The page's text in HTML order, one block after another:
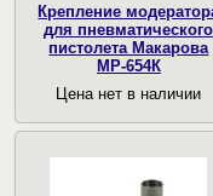
Крепление
для пневматического
пистолета Макарова
МР-654К
Цена нет в наличии